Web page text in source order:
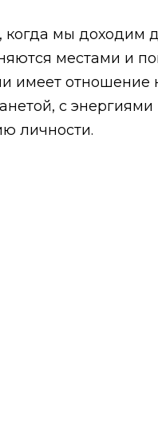
мы доходим
местами и
имеет отношение
с энергиями
личности.